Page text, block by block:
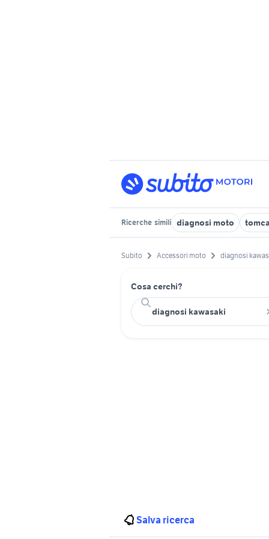
Ricerche simili diagnosi moto
Subito Accessori moto diagnosi
Cosa cerchi?
Salva ricerca